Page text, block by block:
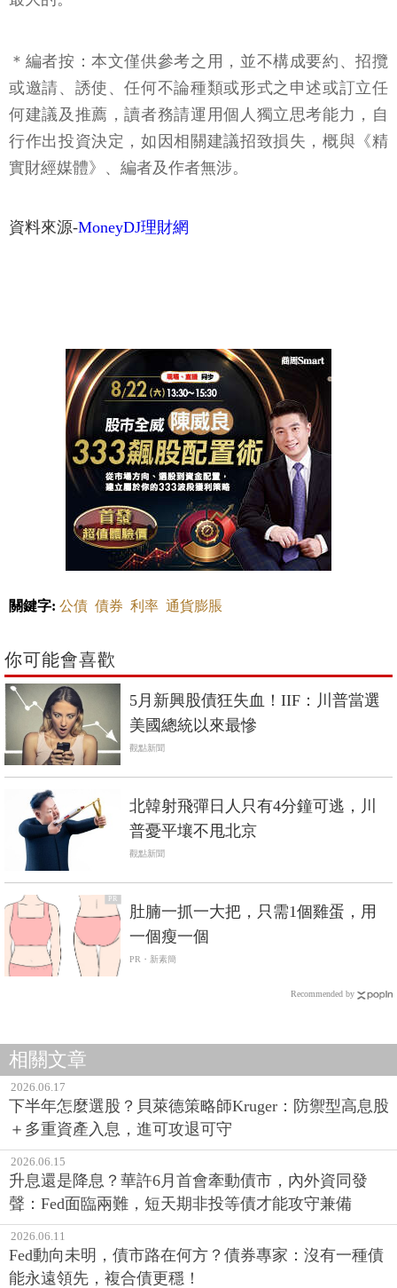
＊編者按：本文僅供參考之用，並不構成要約、招攬
或邀請、誘使、任何不論種類或形式之申述或訂立任
何建議及推薦，讀者務請運用個人獨立思考能力，自
行作出投資決定，如因相關建議招致損失，概與《精
實財經媒體》、編者及作者無涉。
資料來源-MoneyDJ理財網
關鍵字: 公債 債券 利率 通貨膨脹
你可能會喜歡
5月新興股債狂失血！IIF：川普當選
美國總統以來最慘
觀點新聞
北韓射飛彈日人只有4分鐘可逃，川
普憂平壤不甩北京
觀點新聞
PR
肚腩一抓一大把，只需1個雞蛋，用
一個瘦一個
PR・新素簡
Recommended by
相關文章
2026.06.17
下半年怎麼選股？貝萊德策略師Kruger：防禦型高息股
＋多重資產入息，進可攻退可守
2026.06.15
升息還是降息？華許6月首會牽動債市，內外資同發
聲：Fed面臨兩難，短天期非投等債才能攻守兼備
2026.06.11
Fed動向未明，債市路在何方？債券專家：沒有一種債
能永遠領先，複合債更穩！